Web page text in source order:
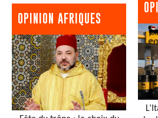
OPINION AFRIQUES